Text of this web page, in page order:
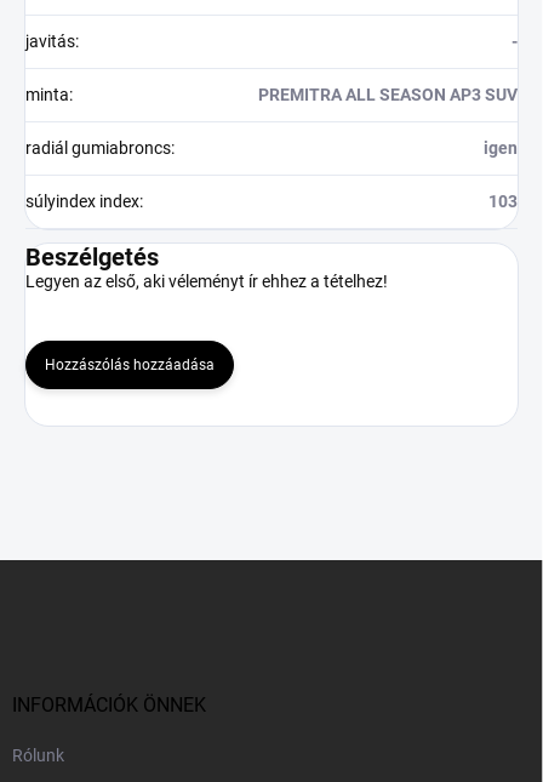
javitás: -
minta: PREMITRA ALL SEASON AP3 SUV
radiál gumiabroncs: igen
súlyindex index: 103
Beszélgetés
Legyen az első, aki véleményt ír ehhez a tételhez!
Hozzászólás hozzáadása
INFORMÁCIÓK ÖNNEK
Rólunk